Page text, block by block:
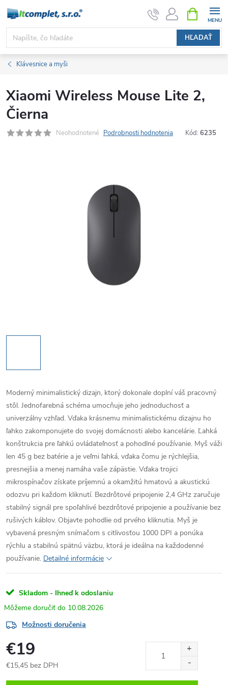
Prejsť
obsah
HĽADAŤ
KOŠÍK
Klávesnice a myši
Xiaomi Wireless Mouse Lite 2,
Čierna
Neohodnotené Podrobnosti hodnotenia Kód: 6235
Moderný minimalistický dizajn, ktorý dokonale doplní váš pracovný
stôl. Jednofarebná schéma umocňuje jeho jednoduchosť a
univerzálny vzhľad. Vďaka krásnemu minimalistickému dizajnu ho
ľahko zakomponujete do svojej domácnosti alebo kancelárie. Ľahká
konštrukcia pre ľahkú ovládateľnosť a pohodlné používanie. Myš váži
len 45 g bez batérie a je veľmi ľahká, vďaka čomu je rýchlejšia,
presnejšia a menej namáha vaše zápästie. Vďaka trojici
mikrospínačov získate príjemnú a okamžitú hmatovú a akustickú
odozvu pri každom kliknutí. Bezdrôtové pripojenie 2,4 GHz zaručuje
stabilný signál pre spoľahlivé bezdrôtové pripojenie a používanie bez
rušivých káblov. Objavte pohodlie od prvého kliknutia. Myš je
vybavená presným snímačom s citlivosťou 1000 DPI a ponúka
rýchlu a stabilnú spätnú väzbu, ktorá je ideálna na každodenné
používanie. Detailné informácie
Skladom - Ihneď k odoslaniu
10.08.2026
Možnosti doručenia
€19
€15,45 bez DPH